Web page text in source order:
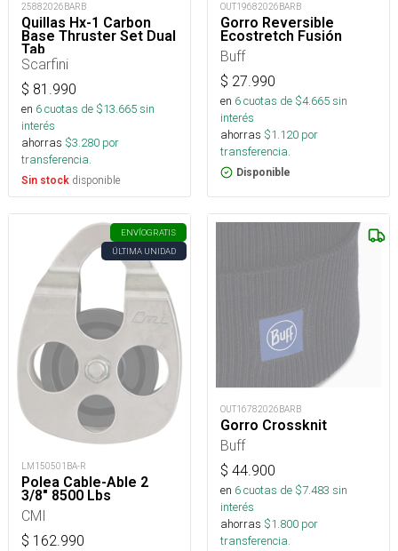
25882026BARB
Quillas Hx-1 Carbon
Base Thruster Set Dual
Tab
Scarfini
$ 81.990
en 6cuotas de $13.665sin
interés
ahorras $3.280 por
transferencia.
Sin stock disponible
OUT19682026BARB
Gorro Reversible
Ecostretch Fusión
Buff
$ 27.990
en 6cuotas de $4.665sin
interés
ahorras $1.120 por
transferencia.
Disponible
ENVÍOGRATIS
ÚLTIMA UNIDAD
LM150501BA-R
Polea Cable-Able 2
3/8" 8500 Lbs
CMI
$ 162.990
OUT16782026BARB
Gorro Crossknit
Buff
$ 44.900
en 6cuotas de $7.483 sin
interés
ahorras $1.800 por
transferencia.